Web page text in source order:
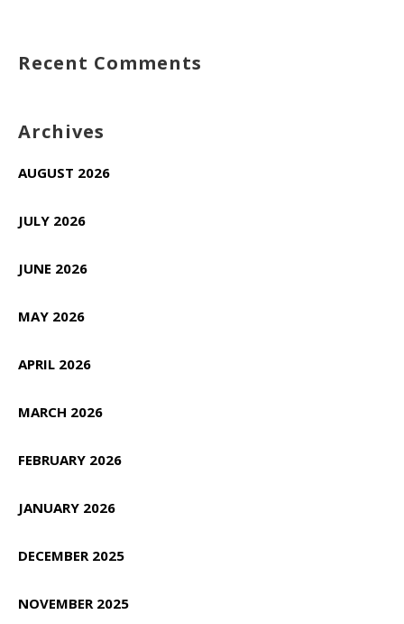
Recent Comments
Archives
AUGUST 2026
JULY 2026
JUNE 2026
MAY 2026
APRIL 2026
MARCH 2026
FEBRUARY 2026
JANUARY 2026
DECEMBER 2025
NOVEMBER 2025